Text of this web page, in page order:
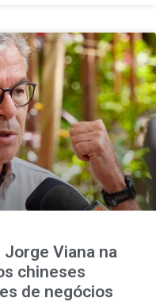
Viana na
chineses
de negócios